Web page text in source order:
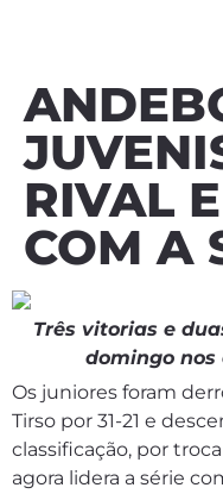
RIVAL
COM A
Três vitorias e
domingo nos
Os juniores foram
Tirso por 31-21 e
classificação, por
agora lidera a série